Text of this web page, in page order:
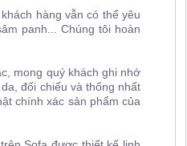
hàng vẫn có thể yêu
panh... Chúng tôi hoàn
mong quý khách ghi nhớ
đối chiếu và thống nhất
chính xác sản phẩm của